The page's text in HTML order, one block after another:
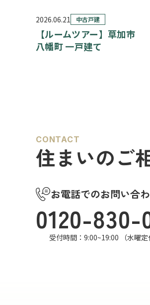
2026.06.21 中古戸建
【ルームツアー】草加市
八幡町 一戸建て
CONTACT
住まいのご
お電話でのお問い合
0120-830-
受付時間：9:00~19:00 （水曜定